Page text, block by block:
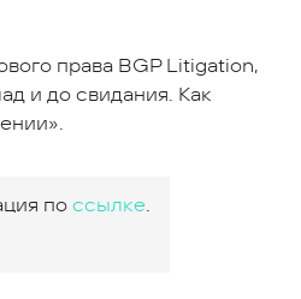
права BGP Litigation,
и до свидания. Как
поссылке.